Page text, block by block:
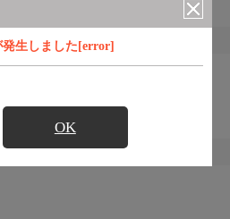
生しました[error]
OK
組